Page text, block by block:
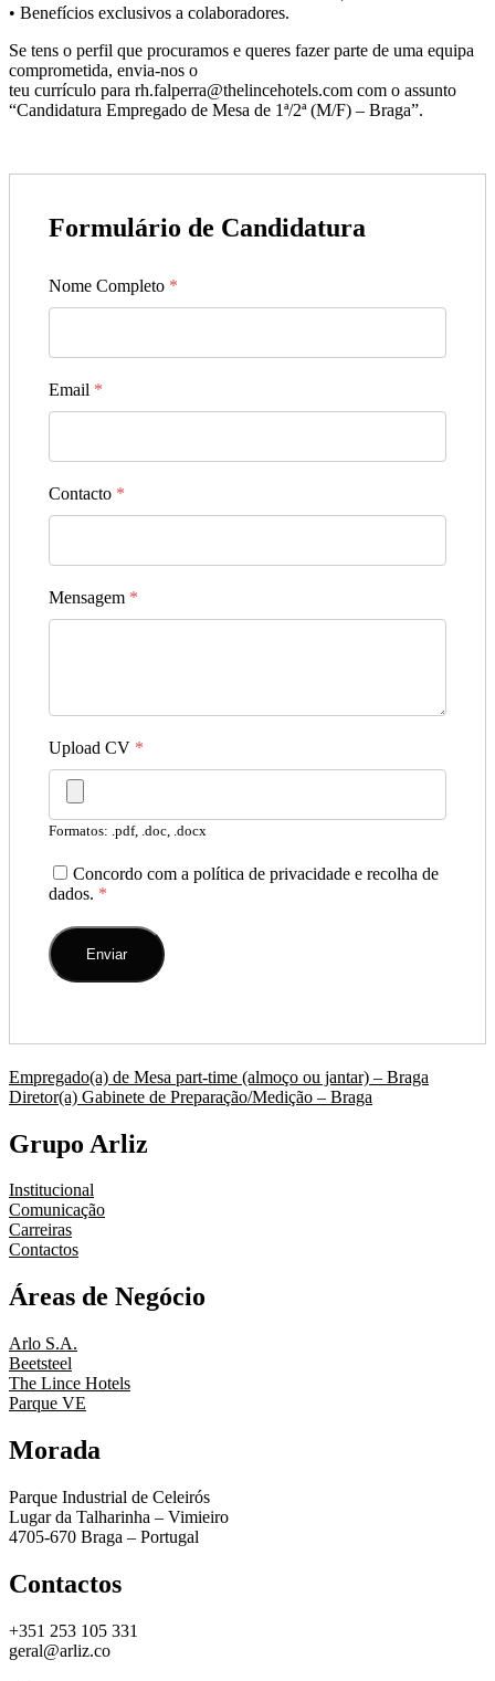
• Benefícios exclusivos a colaboradores.
Se tens o perfil que procuramos e queres fazer parte de uma equipa
comprometida, envia-nos o
teu currículo para rh.falperra@thelincehotels.com com o assunto
“Candidatura Empregado de Mesa de 1ª/2ª (M/F) – Braga”.
Formulário de Candidatura
Nome Completo *
Email *
Contacto *
Mensagem *
Upload CV *
Formatos: .pdf, .doc, .docx
Concordo com a política de privacidade e recolha de
dados. *
Navegação
de
artigos
Empregado(a) de Mesa part-time (almoço ou jantar) – Braga
Diretor(a) Gabinete de Preparação/Medição – Braga
Grupo Arliz
Institucional
Comunicação
Carreiras
Contactos
Áreas de Negócio
Arlo S.A.
Beetsteel
The Lince Hotels
Parque VE
Morada
Parque Industrial de Celeirós
Lugar da Talharinha – Vimieiro
4705-670 Braga – Portugal
Contactos
+351 253 105 331
geral@arliz.co